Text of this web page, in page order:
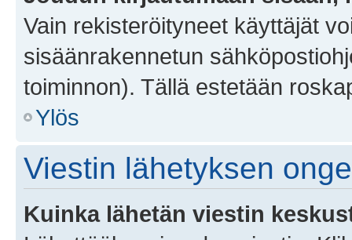
Vain rekisteröityneet käyttäjät
sisäänrakennetun
toiminnon). Tällä estetään
Ylös
Viestin lähetyksen
Kuinka lähetän viestin